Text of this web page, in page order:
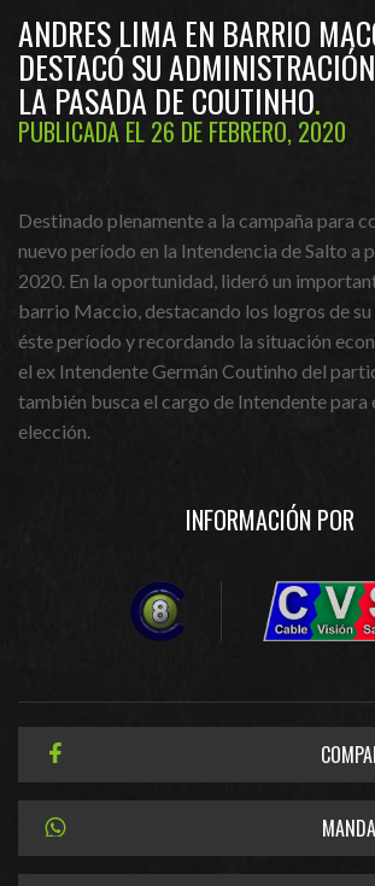
ANDRES LIMA EN BARRIO
DESTACÓ SU
LA PASADA DE COUTINHO
PUBLICADA EL 26 DE FEBRERO, 2020
Destinado plenamente a la campaña para
nuevo período en la Intendencia de Salto a
2020. En la oportunidad, lideró un
barrio Maccio, destacando los logros de
éste período y recordando la situación
el ex Intendente Germán Coutinho del
también busca el cargo de Intendente para
elección.
INFORMACIÓN POR